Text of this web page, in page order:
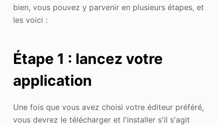
bien, vous pouvez y parvenir en plusieurs étapes, et
les voici :
Étape 1 : lancez votre
application
Une fois que vous avez choisi votre éditeur préféré,
vous devrez le télécharger et l'installer s'il s'agit